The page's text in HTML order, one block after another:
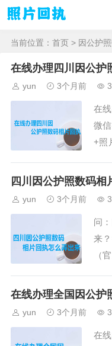
当前位置： 首页 > 因公护
在线办理四川因公护
yun 3个月前
在
微
+照
信
选
三
照
可
四川因公护照数码相
yun 3个月前
问
来
（
下
与
在线办理全国因公护
yun 3个月前
在